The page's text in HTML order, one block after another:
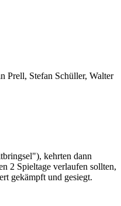
Prell, Stefan Schüller, Walter
kehrten dann
2 Spieltage verlaufen sollten,
gekämpft und gesiegt.